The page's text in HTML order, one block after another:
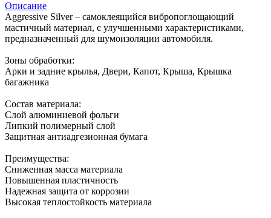
Описание
Aggressive Silver – самоклеящийся вибропоглощающий
мастичный материал, с улучшенными характеристиками,
предназначенный для шумоизоляции автомобиля.
Зоны обработки:
Арки и задние крылья, Двери, Капот, Крыша, Крышка
багажника
Состав материала:
Слой алюминиевой фольги
Липкий полимерный слой
Защитная антиадгезионная бумага
Преимущества:
Сниженная масса материала
Повышенная пластичность
Надежная защита от коррозии
Высокая теплостойкость материала